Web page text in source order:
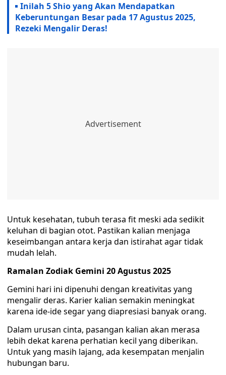
Inilah 5 Shio yang Akan Mendapatkan
Keberuntungan Besar pada 17 Agustus 2025,
Rezeki Mengalir Deras!
Untuk kesehatan, tubuh terasa fit meski ada sedikit
keluhan di bagian otot. Pastikan kalian menjaga
keseimbangan antara kerja dan istirahat agar tidak
mudah lelah.
Ramalan Zodiak Gemini 20 Agustus 2025
Gemini hari ini dipenuhi dengan kreativitas yang
mengalir deras. Karier kalian semakin meningkat
karena ide-ide segar yang diapresiasi banyak orang.
Dalam urusan cinta, pasangan kalian akan merasa
lebih dekat karena perhatian kecil yang diberikan.
Untuk yang masih lajang, ada kesempatan menjalin
hubungan baru.